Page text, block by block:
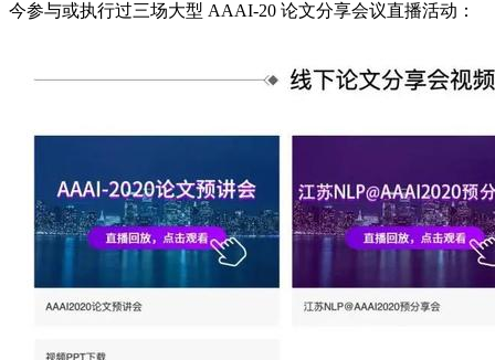
今参与或执行过三场大型 AAAI-20 论文分享会议直播活动：